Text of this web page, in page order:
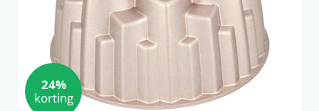
24%
korting